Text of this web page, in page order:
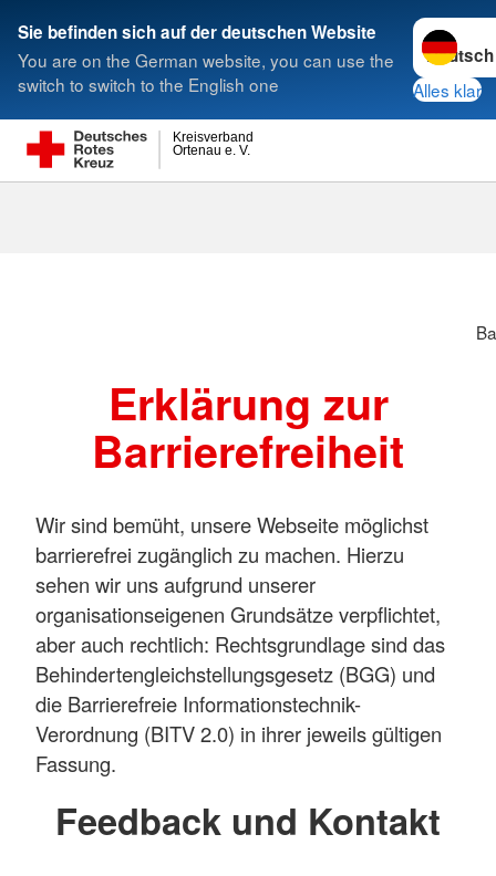
Sie befinden sich auf der deutschen Website
You are on the German website, you can use the
switch to switch to the English one
Sprache
Alles klar
Ortenau e. V.
Kreisverband
Suche
Erklärung zur
Barrierefreiheit
Wir sind bemüht, unsere Webseite möglichst
barrierefrei zugänglich zu machen. Hierzu
sehen wir uns aufgrund unserer
organisationseigenen Grundsätze verpflichtet,
aber auch rechtlich: Rechtsgrundlage sind das
Behindertengleichstellungsgesetz (BGG) und
die Barrierefreie Informationstechnik-
Verordnung (BITV 2.0) in ihrer jeweils gültigen
Fassung.
Feedback und Kontakt